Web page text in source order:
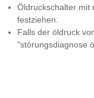
Öldruckschalter mit
festziehen.
Falls der öldruck
"störungsdiagnose